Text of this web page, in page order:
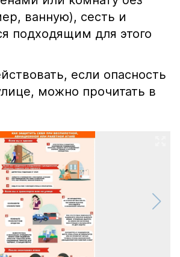
ванную), сесть и
подходящим для этого
если опасность
можно прочитать в